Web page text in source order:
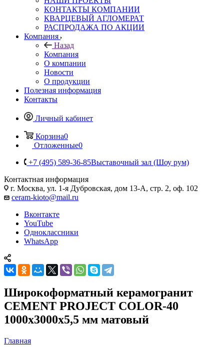
КОНТАКТЫ КОМПАНИИ
КВАРЦЕВЫЙ АГЛОМЕРАТ
РАСПРОДАЖА ПО АКЦИИ
Компания
Назад
Компания
О компании
Новости
О продукции
Полезная информация
Контакты
Личный кабинет
Корзина0
Отложенные0
+7 (495) 589-36-85Выставочный зал (Шоу рум)
Контактная информация
г. Москва, ул. 1-я Дубровская, дом 13-А, стр. 2, оф. 102
ceram-kioto@mail.ru
Вконтакте
YouTube
Одноклассники
WhatsApp
Широкоформатный керамогранит
CEMENT PROJECT COLOR-40
1000x3000x5,5 мм матовый
Главная